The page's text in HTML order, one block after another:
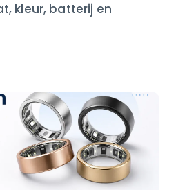
kleur, batterij en